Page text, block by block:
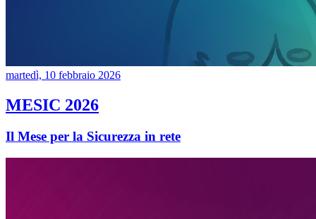
martedì, 10 febbraio 2026
MESIC 2026
Il Mese per la Sicurezza in rete